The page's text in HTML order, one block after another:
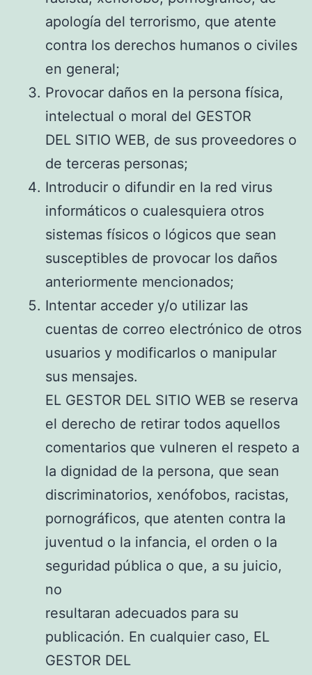
apología del terrorismo, que atente
contra los derechos humanos o civiles
en general;
Provocar daños en la persona física,
intelectual o moral del GESTOR
DEL SITIO WEB, de sus proveedores o
de terceras personas;
Introducir o difundir en la red virus
informáticos o cualesquiera otros
sistemas físicos o lógicos que sean
susceptibles de provocar los daños
anteriormente mencionados;
Intentar acceder y/o utilizar las
cuentas de correo electrónico de otros
usuarios y modificarlos o manipular
sus mensajes.
EL GESTOR DEL SITIO WEB se reserva
el derecho de retirar todos aquellos
comentarios que vulneren el respeto a
la dignidad de la persona, que sean
discriminatorios, xenófobos, racistas,
pornográficos, que atenten contra la
juventud o la infancia, el orden o la
seguridad pública o que, a su juicio,
no
resultaran adecuados para su
publicación. En cualquier caso, EL
GESTOR DEL